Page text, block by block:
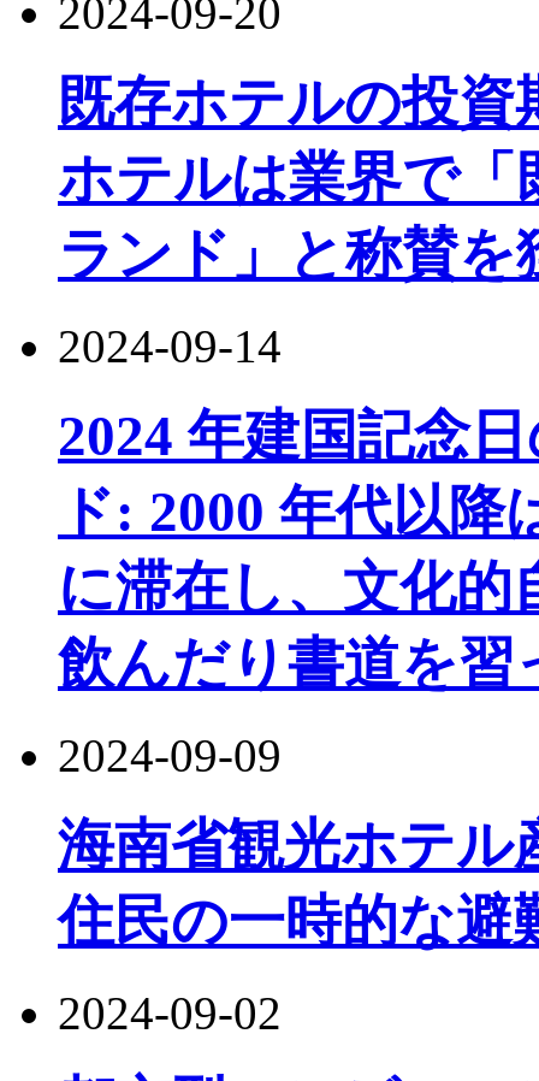
2024-09-20
既存ホテルの投資
ホテルは業界で「
ランド」と称賛を
2024-09-14
2024 年建国記念
ド: 2000 年代以
に滞在し、文化
飲んだり書道を習
2024-09-09
海南省観光ホ​​テル
住民の一時的な避
2024-09-02